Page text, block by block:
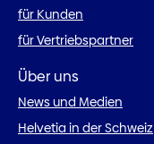
für Kunden
für Vertriebspartner
Über uns
News und Medien
Helvetia in der Schweiz